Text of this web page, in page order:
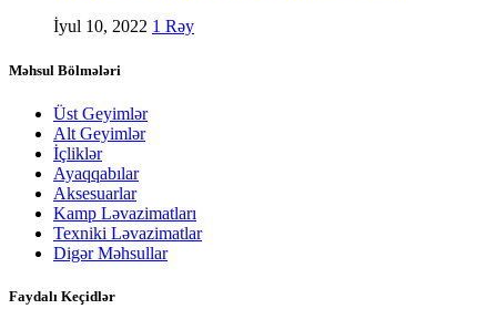
İyul 10, 2022 1 Rəy
Məhsul Bölmələri
Üst Geyimlər
Alt Geyimlər
İçliklər
Ayaqqabılar
Aksesuarlar
Kamp Ləvazimatları
Texniki Ləvazimatlar
Digər Məhsullar
Faydalı Keçidlər